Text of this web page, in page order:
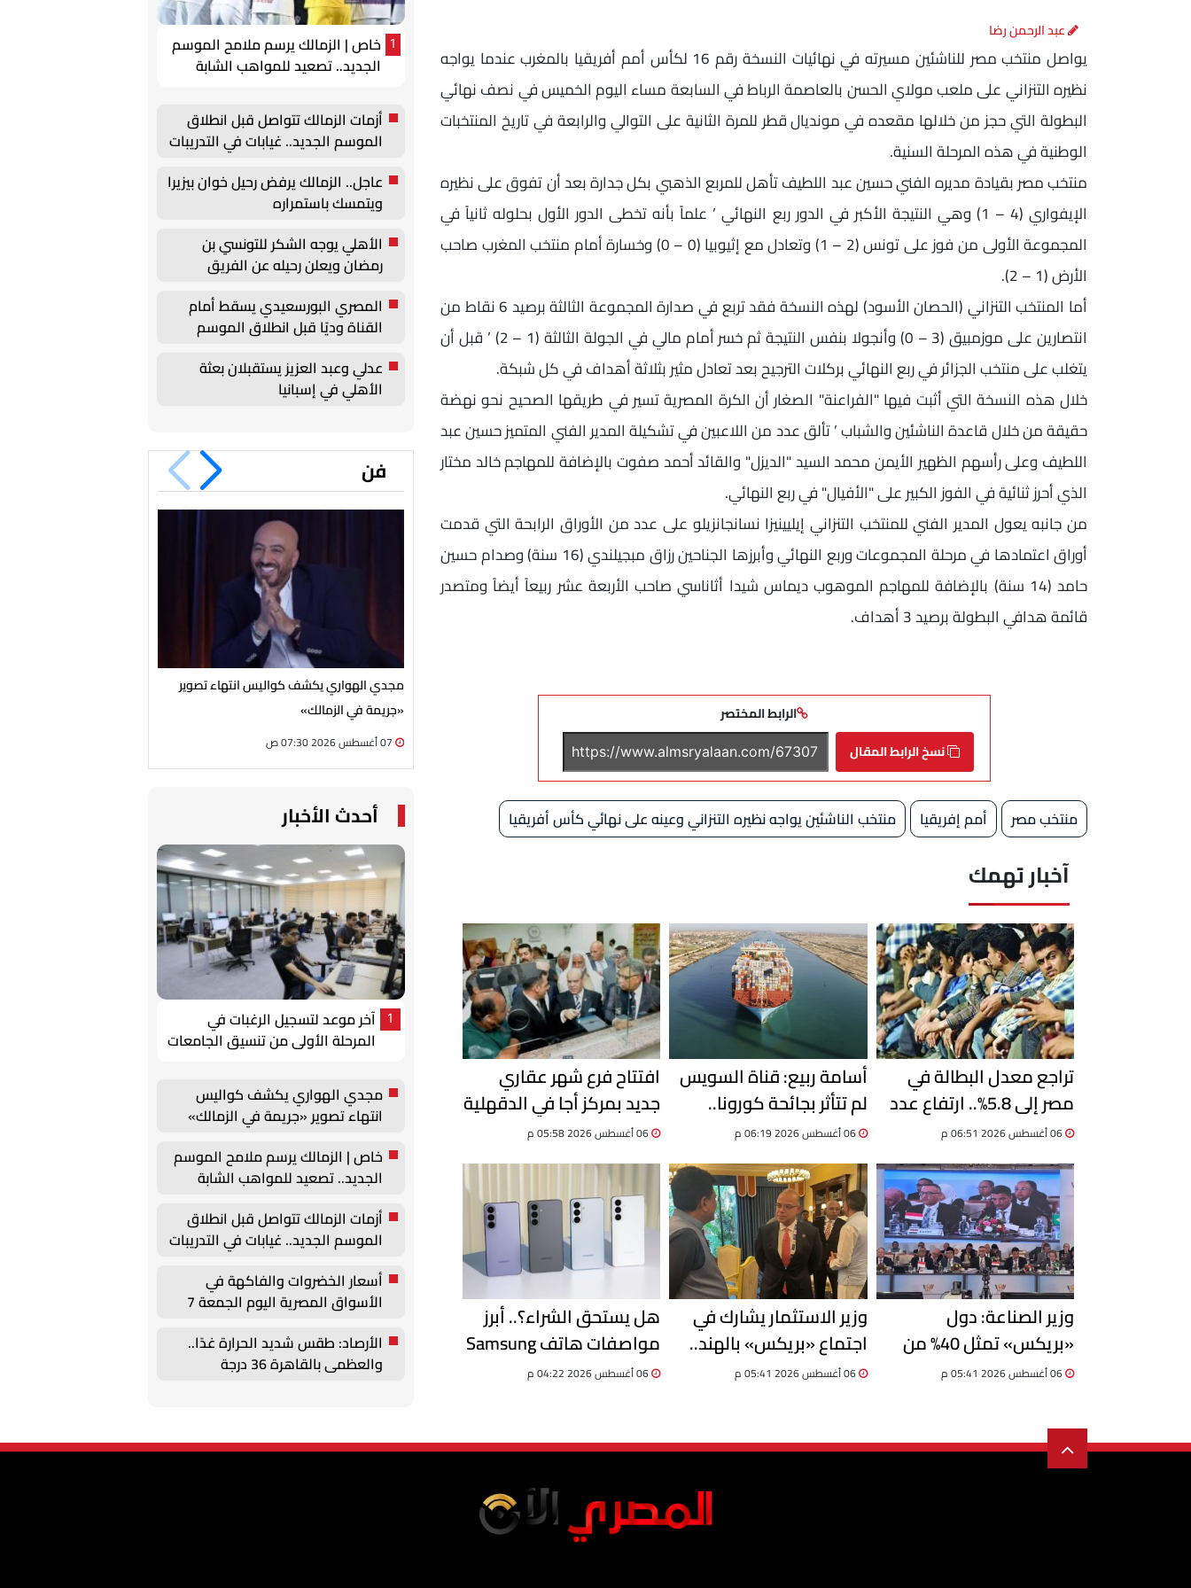
عبد الرحمن رضا
يواصل منتخب مصر للناشئين مسيرته في نهائيات النسخة رقم 16 لكأس أمم أفريقيا بالمغرب عندما يواجه
نظيره التنزاني على ملعب مولاي الحسن بالعاصمة الرباط في السابعة مساء اليوم الخميس في نصف نهائي
البطولة التي حجز من خلالها مقعده في مونديال قطر للمرة الثانية على التوالي والرابعة في تاريخ المنتخبات
الوطنية في هذه المرحلة السنية.
منتخب مصر بقيادة مديره الفني حسين عبد اللطيف تأهل للمربع الذهبي بكل جدارة بعد أن تفوق على نظيره
الإيفواري (4 – 1) وهي النتيجة الأكبر في الدور ربع النهائي ’ علماً بأنه تخطى الدور الأول بحلوله ثانياً في
المجموعة الأولى من فوز على تونس (2 – 1) وتعادل مع إثيوبيا (0 – 0) وخسارة أمام منتخب المغرب صاحب
الأرض (1 – 2).
أما المنتخب التنزاني (الحصان الأسود) لهذه النسخة فقد تربع في صدارة المجموعة الثالثة برصيد 6 نقاط من
انتصارين على موزمبيق (3 – 0) وأنجولا بنفس النتيجة ثم خسر أمام مالي في الجولة الثالثة (1 – 2) ’ قبل أن
يتغلب على منتخب الجزائر في ربع النهائي بركلات الترجيح بعد تعادل مثير بثلاثة أهداف في كل شبكة.
خلال هذه النسخة التي أثبت فيها "الفراعنة" الصغار أن الكرة المصرية تسير في طريقها الصحيح نحو نهضة
حقيقة من خلال قاعدة الناشئين والشباب ’ تألق عدد من اللاعبين في تشكيلة المدير الفني المتميز حسين عبد
اللطيف وعلى رأسهم الظهير الأيمن محمد السيد "الديزل" والقائد أحمد صفوت بالإضافة للمهاجم خالد مختار
الذي أحرز ثنائية في الفوز الكبير على "الأفيال" في ربع النهائي.
من جانبه يعول المدير الفني للمنتخب التنزاني إيليينيزا نسانجانزيلو على عدد من الأوراق الرابحة التي قدمت
أوراق اعتمادها في مرحلة المجموعات وربع النهائي وأبرزها الجناحين رزاق مبجيلندي (16 سنة) وصدام حسين
حامد (14 سنة) بالإضافة للمهاجم الموهوب ديماس شيدا أثاناسي صاحب الأربعة عشر ربيعاً أيضاً ومتصدر
قائمة هدافي البطولة برصيد 3 أهداف.
الرابط المختصر
نسخ الرابط المقال
منتخب مصر أمم إفريقيا منتخب الناشئين يواجه نظيره التنزاني وعينه على نهائي كأس أفريقيا
آخبار تهمك
تراجع معدل البطالة في
مصر إلى 5.8%.. ارتفاع عدد
خلال الربع الثاني 2026
أسامة ربيع: قناة السويس
لم تتأثر بجائحة كورونا..
وحققنا نموًا 8% في حركة
السفن
06 أغسطس 2026 06:19 م
افتتاح فرع شهر عقاري
جديد بمركز أجا في الدقهلية
لتقديم خدمات التوثيق
الرقمية
06 أغسطس 2026 05:58 م
وزير الصناعة: دول
«بريكس» تمثل 40% من
الناتج العالمي.. ومصر تدعو
وزير الاستثمار يشارك في
اجتماع «بريكس» بالهند..
06 أغسطس 2026 05:41 م
هل يستحق الشراء؟.. أبرز
مواصفات هاتف Samsung
Galaxy F70 Pro الجديد
06 أغسطس 2026 04:22 م
1
خاص | الزمالك يرسم ملامح الموسم
الجديد.. تصعيد للمواهب الشابة
أزمات الزمالك تتواصل قبل انطلاق
الموسم الجديد.. غيابات في التدريبات
عاجل.. الزمالك يرفض رحيل خوان بيزيرا
ويتمسك باستمراره
الأهلي يوجه الشكر للتونسي بن
رمضان ويعلن رحيله عن الفريق
المصري البورسعيدي يسقط أمام
القناة وديًا قبل انطلاق الموسم
عدلي وعبد العزيز يستقبلان بعثة
الأهلي في إسبانيا
فن
مجدي الهواري يكشف كواليس انتهاء تصوير
«جريمة في الزمالك»
أحدث الأخبار
1
آخر موعد لتسجيل الرغبات في
المرحلة الأولى من تنسيق الجامعات
مجدي الهواري يكشف كواليس
انتهاء تصوير «جريمة في الزمالك»
خاص | الزمالك يرسم ملامح الموسم
الجديد.. تصعيد للمواهب الشابة
أزمات الزمالك تتواصل قبل انطلاق
الموسم الجديد.. غيابات في التدريبات
أسعار الخضروات والفاكهة في
الأسواق المصرية اليوم الجمعة 7
الأرصاد: طقس شديد الحرارة غدًا..
والعظمى بالقاهرة 36 درجة